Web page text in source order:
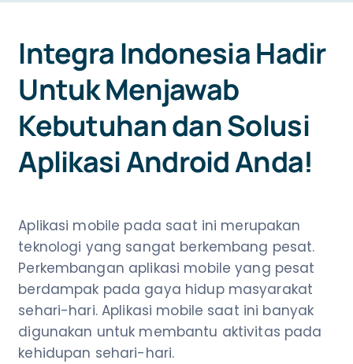
NEWS
CONTACT US
Integra Indonesia Hadir
Untuk Menjawab
Kebutuhan dan Solusi
Aplikasi Android Anda!
Aplikasi mobile pada saat ini merupakan
teknologi yang sangat berkembang pesat.
Perkembangan aplikasi mobile yang pesat
berdampak pada gaya hidup masyarakat
sehari-hari. Aplikasi mobile saat ini banyak
digunakan untuk membantu aktivitas pada
kehidupan sehari-hari.